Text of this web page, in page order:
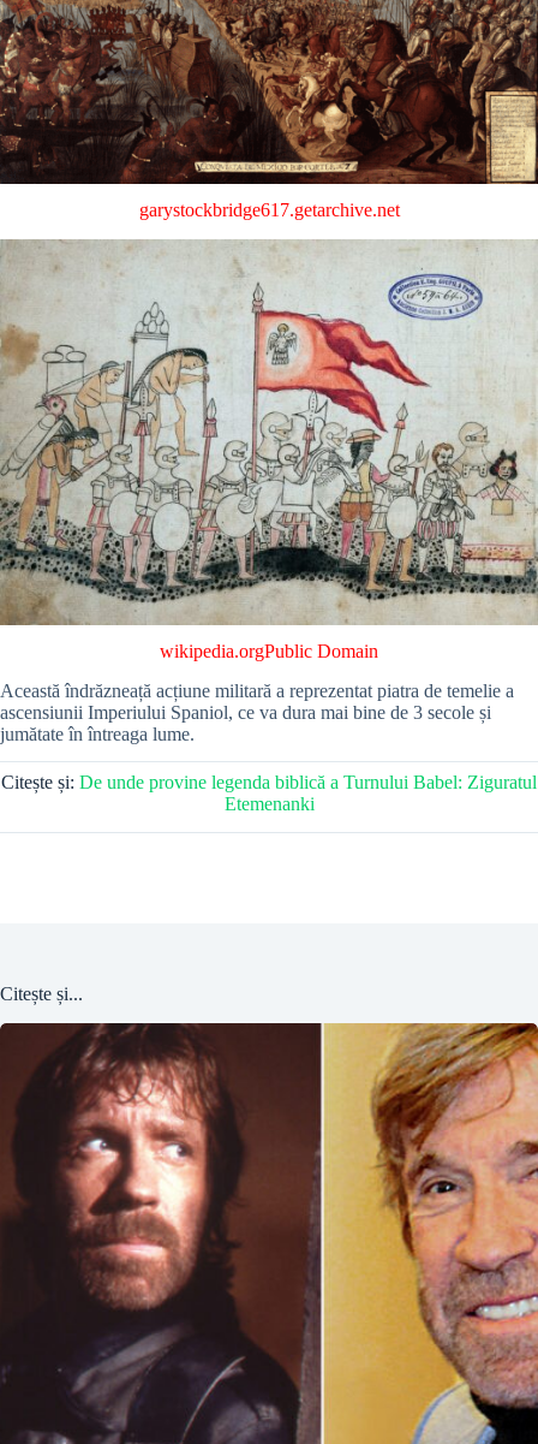
garystockbridge617.getarchive.net
wikipedia.orgPublic Domain
Această îndrăzneață acțiune militară a reprezentat piatra de temelie a
ascensiunii Imperiului Spaniol, ce va dura mai bine de 3 secole și
jumătate în întreaga lume.
Citește și: De unde provine legenda biblică a Turnului Babel: Ziguratul
Etemenanki
Citește și...